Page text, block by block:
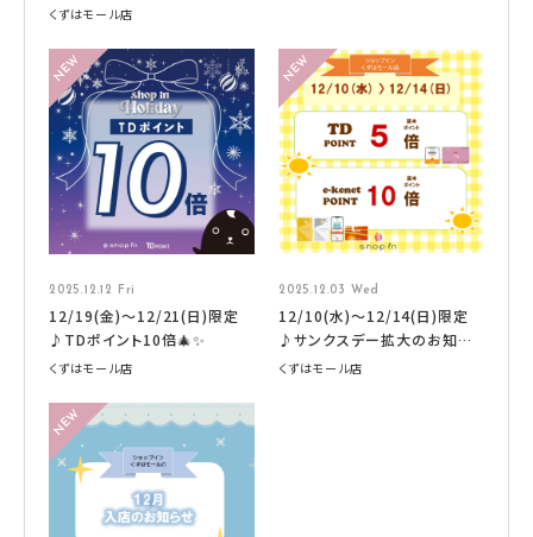
くずはモール店
2025.12.12 Fri
12/19(金)～12/21(日)限定
♪TDポイント10倍🎄✨
くずはモール店
2025.12.03 Wed
12/10(水)～12/14(日)限定
♪サンクスデー拡大のお知ら
せ★
くずはモール店